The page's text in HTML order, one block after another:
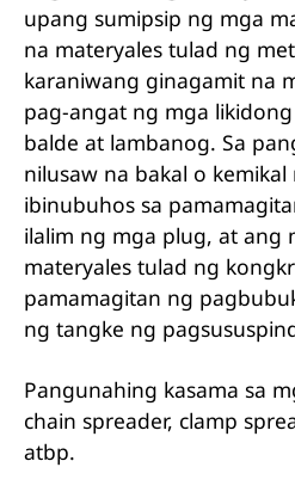
upang sumipsip ng mga
na materyales tulad ng
karaniwang ginagamit na
pag-angat ng mga
balde at lambanog. Sa
nilusaw na bakal o kemikal
ibinubuhos sa
ilalim ng mga plug, at ang
materyales tulad ng
pamamagitan ng
ng tangke ng
Pangunahing kasama sa
chain spreader, clamp
atbp.